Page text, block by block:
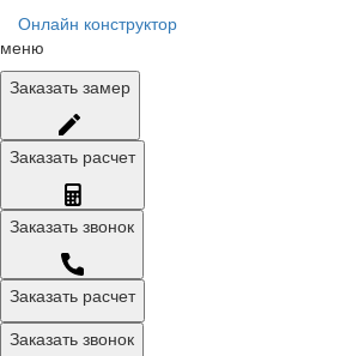
Онлайн конструктор
меню
Заказать замер
Заказать расчет
Заказать звонок
Заказать расчет
Заказать звонок